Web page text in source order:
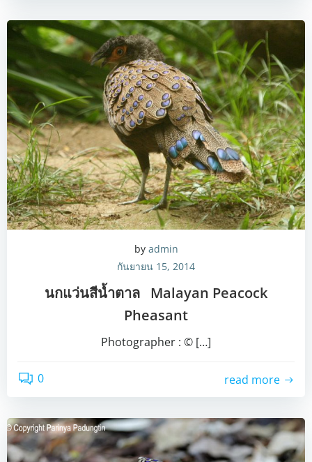
by admin
กันยายน 15, 2014
นกแว่นสีน้ำตาล Malayan Peacock
Pheasant
Photographer : © […]
0 read more